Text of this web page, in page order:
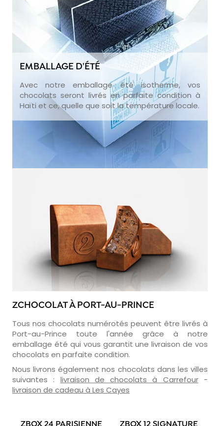
EMBALLAGE D'ÉTÉ
Avec notre emballage été isotherme, vos
chocolats seront livrés en parfaite condition à
Haïti et ce, quelle que soit la température locale.
ZCHOCOLAT À PORT-AU-PRINCE
Tous nos chocolats numérotés peuvent être livrés à
Port-au-Prince toute l'année grâce à notre
emballage été qui vous garantit une livraison de vos
chocolats en parfaite condition.
Nous livrons également nos chocolats dans les villes
suivantes : livraison de chocolats à Carrefour-
livraison de cadeau à Les Cayes